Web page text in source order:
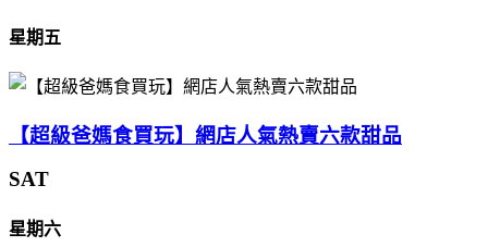
星期五
【超級爸媽食買玩】網店人氣熱賣六款甜品
SAT
星期六